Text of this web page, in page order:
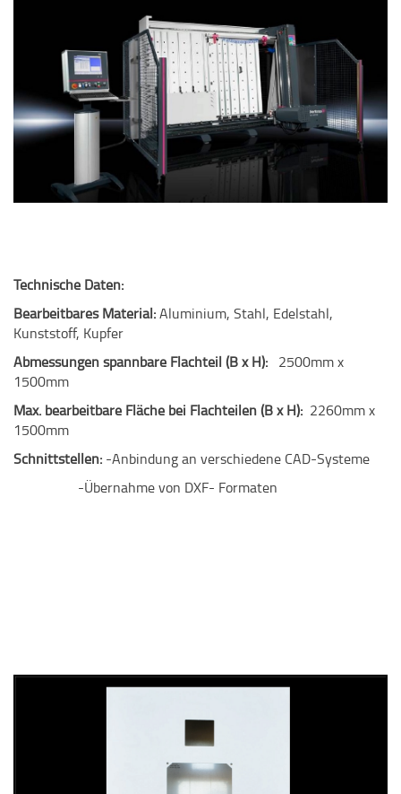
Technische Daten:
Bearbeitbares Material:Aluminium, Stahl, Edelstahl,
Kunststoff, Kupfer
Abmessungen spannbare Flachteil (B x H): 2500mm x
1500mm
Max. bearbeitbare Fläche bei Flachteilen (B x H): 2260mm x
1500mm
Schnittstellen: -Anbindung an verschiedene CAD-Systeme
-Übernahme von DXF- Formaten